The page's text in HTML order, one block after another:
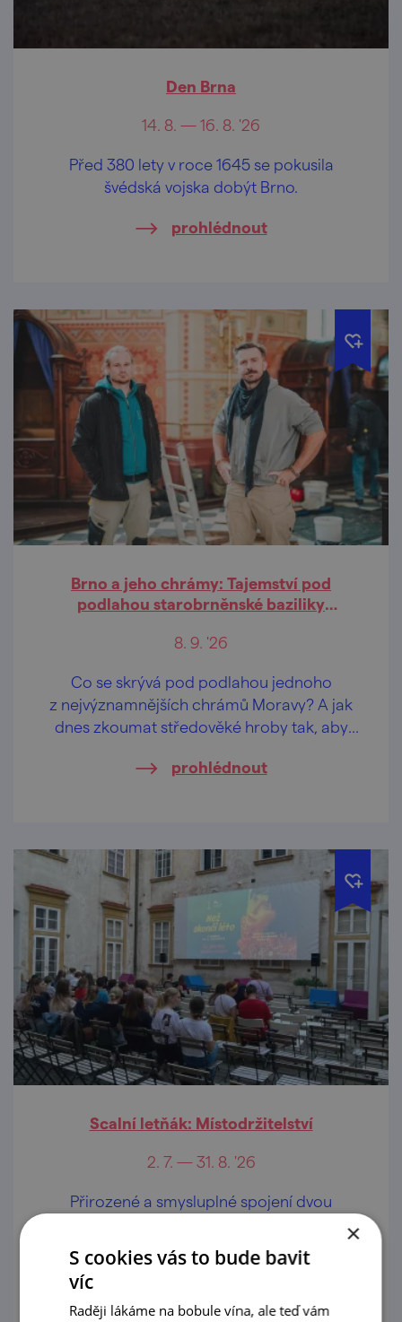
Den Brna
14. 8. — 16. 8. '26
Před 380 lety v roce 1645 se pokusila
švédská vojska dobýt Brno.
prohlédnout
Brno a jeho chrámy: Tajemství pod
podlahou starobrněnské baziliky
8. 9. '26
Co se skrývá pod podlahou jednoho
z nejvýznamnějších chrámů Moravy? A jak
dnes zkoumat středověké hroby tak, aby
i pietní požadavky?
prohlédnout
Scalní letňák: Místodržitelství
2. 7. — 31. 8. '26
Přirozené a smysluplné spojení dvou
Moravském náměstí vyústilo do společného
projektu Scalního letňáku: Místodržitelství
×
S cookies vás to bude bavit
víc
Raději lákáme na bobule vína, ale teď vám